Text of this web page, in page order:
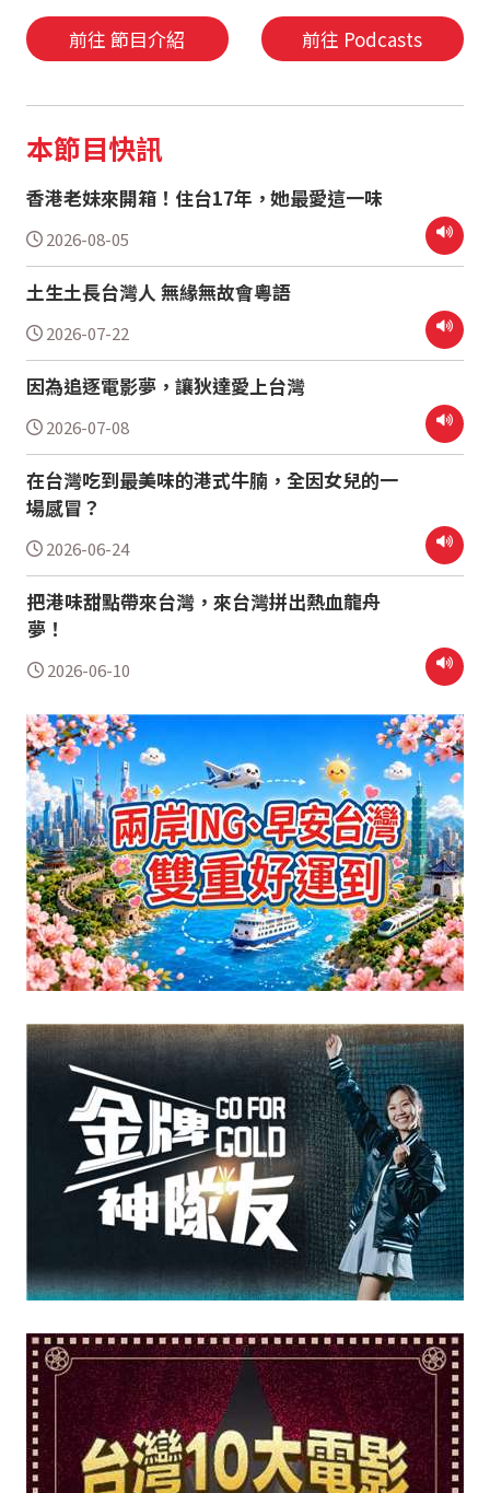
前往 節目介紹 前往 Podcasts
本節目快訊
香港老妹來開箱！住台17年，她最愛這一味
2026-08-05
土生土長台灣人 無緣無故會粵語
2026-07-22
因為追逐電影夢，讓狄達愛上台灣
2026-07-08
在台灣吃到最美味的港式牛腩，全因女兒的一
場感冒？
2026-06-24
把港味甜點帶來台灣，來台灣拼出熱血龍舟
夢！
2026-06-10